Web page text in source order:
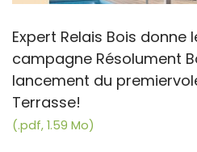
Expert Relais Bois
campagne Résolument
lancement du
Terrasse!
(.pdf, 1.59 Mo)